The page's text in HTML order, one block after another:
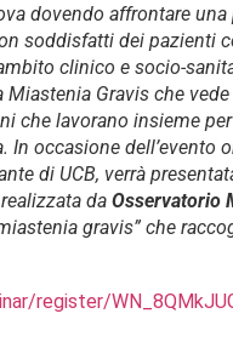
dovendo affrontare
soddisfatti dei pazienti
clinico e socio-
Miastenia Gravis che
che lavorano insieme
In occasione dell’evento
di UCB, verrà
da Osservatorio
gravis” che
register/